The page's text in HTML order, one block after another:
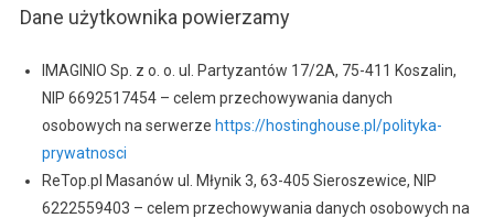
Dane użytkownika powierzamy
IMAGINIO Sp. z o. o. ul. Partyzantów 17/2A, 75-411 Koszalin,
NIP 6692517454 – celem przechowywania danych
osobowych na serwerze https://hostinghouse.pl/polityka-
prywatnosci
ReTop.pl Masanów ul. Młynik 3, 63-405 Sieroszewice, NIP
6222559403 – celem przechowywania danych osobowych na